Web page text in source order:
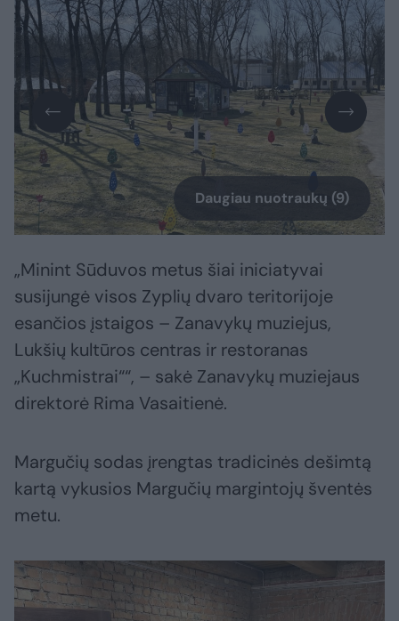
Daugiau nuotraukų (9)
„Minint Sūduvos metus šiai iniciatyvai
susijungė visos Zyplių dvaro teritorijoje
esančios įstaigos – Zanavykų muziejus,
Lukšių kultūros centras ir restoranas
„Kuchmistrai““, – sakė Zanavykų muziejaus
direktorė Rima Vasaitienė.
Margučių sodas įrengtas tradicinės dešimtą
kartą vykusios Margučių margintojų šventės
metu.